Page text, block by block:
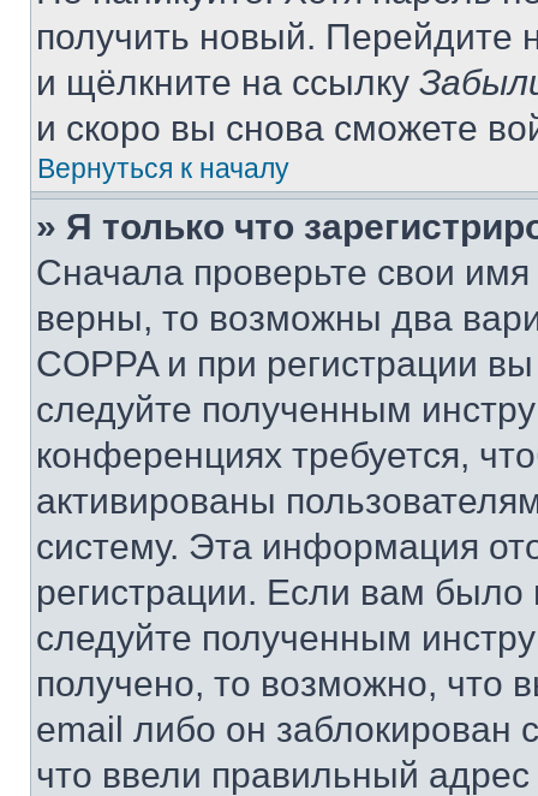
получить новый. Перейдите
и щёлкните на ссылку
и скоро вы снова сможете
Вернуться к началу
» Я только что
Сначала проверьте свои
верны, то возможны два
COPPA и при регистрации
следуйте полученным
конференциях требуется,
активированы
систему. Эта информация
регистрации. Если вам
следуйте полученным
получено, то возможно, что
email либо он
что ввели правильный адрес